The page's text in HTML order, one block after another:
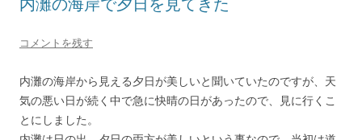
コメントを残す
内灘の海岸から見える夕日が美しいと聞いていたのですが、天
気の悪い日が続く中で急に快晴の日があったので、見に行くこ
とにしました。